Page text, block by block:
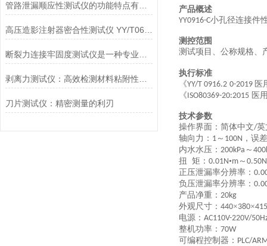
管路泄漏顺应性测试仪的功能特点有哪些?
刀片测试仪：精密测量的利刃
产品概述
YY0916-C小孔径连接件
测控范围
测试项目 、公称规格、
执行标准
《YY/T 0916.2 0-2019 医
《ISO80369-20:2015 医
技术参数
操作界面：简体中文/英
轴向力： 1 ～ 100N ，误
内水水压： 200kPa ～
扭 矩： 0.01N•m ～ 0.50N
正压泄漏率分辨率：
负压泄漏率分辨率：
产品净重： 20kg
外观尺寸： 440×380×415
电源： AC110V-220V/
整机功率： 70W
可编程控制器： PLC/